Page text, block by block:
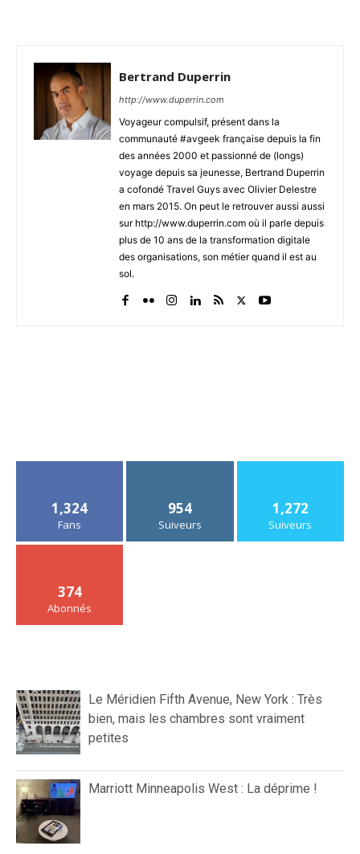
Bertrand Duperrin
http://www.duperrin.com
Voyageur compulsif, présent dans la
communauté #avgeek française depuis la fin
des années 2000 et passionné de (longs)
voyage depuis sa jeunesse, Bertrand Duperrin
a cofondé Travel Guys avec Olivier Delestre
en mars 2015. On peut le retrouver aussi aussi
sur http://www.duperrin.com où il parle depuis
plus de 10 ans de la transformation digitale
des organisations, son métier quand il est au
sol.
1,324
Fans
954
Suiveurs
1,272
Suiveurs
374
Abonnés
Le Méridien Fifth Avenue, New York : Très
bien, mais les chambres sont vraiment
petites
Marriott Minneapolis West : La déprime !